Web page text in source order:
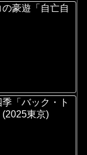
の豪遊「自亡自
「バック・ト
(2025東京)